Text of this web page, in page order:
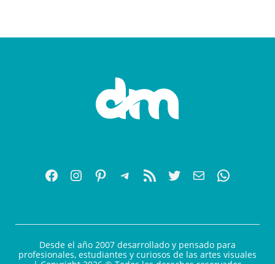
Desde el año 2007 desarrollado y pensado para
profesionales, estudiantes y curiosos de las artes visuales